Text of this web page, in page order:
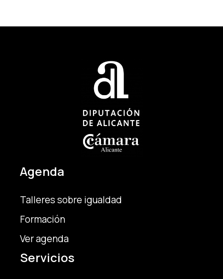
Servicios
Agenda
Talleres sobre igualdad
Formación
Ver agenda